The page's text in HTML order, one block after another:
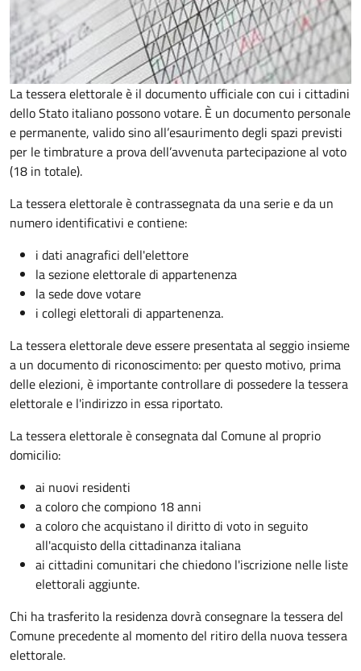
La tessera elettorale è il documento ufficiale con cui i cittadini
dello Stato italiano possono votare. È un documento personale
e permanente, valido sino all’esaurimento degli spazi previsti
per le timbrature a prova dell’avvenuta partecipazione al voto
(18 in totale).
La tessera elettorale è contrassegnata da una serie e da un
numero identificativi e contiene:
i dati anagrafici dell'elettore
la sezione elettorale di appartenenza
la sede dove votare
i collegi elettorali di appartenenza.
La tessera elettorale deve essere presentata al seggio insieme
a un documento di riconoscimento: per questo motivo, prima
delle elezioni, è importante controllare di possedere la tessera
elettorale e l'indirizzo in essa riportato.
La tessera elettorale è consegnata dal Comune al proprio
domicilio:
ai nuovi residenti
a coloro che compiono 18 anni
a coloro che acquistano il diritto di voto in seguito
all'acquisto della cittadinanza italiana
ai cittadini comunitari che chiedono l'iscrizione nelle liste
elettorali aggiunte.
Chi ha trasferito la residenza dovrà consegnare la tessera del
Comune precedente al momento del ritiro della nuova tessera
elettorale.